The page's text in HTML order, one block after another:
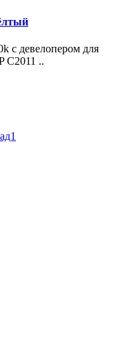
c девелопером для
C2011 ..